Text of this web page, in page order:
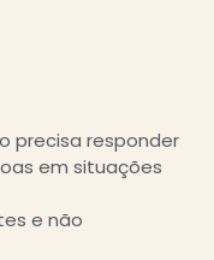
precisa responder
em situações
e não